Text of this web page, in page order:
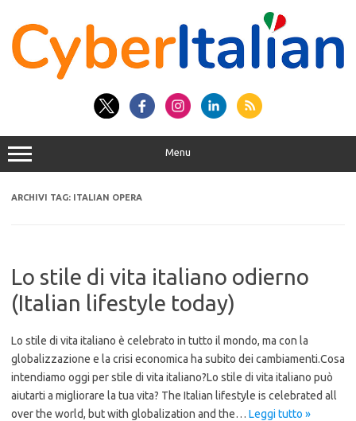
contenuto
Menu
ARCHIVI TAG: ITALIAN OPERA
Lo stile di vita italiano odierno
(Italian lifestyle today)
Lo stile di vita italiano è celebrato in tutto il mondo, ma con la
globalizzazione e la crisi economica ha subito dei cambiamenti.Cosa
intendiamo oggi per stile di vita italiano?Lo stile di vita italiano può
aiutarti a migliorare la tua vita? The Italian lifestyle is celebrated all
over the world, but with globalization and the… Leggi tutto »